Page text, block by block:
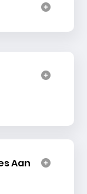
Aan